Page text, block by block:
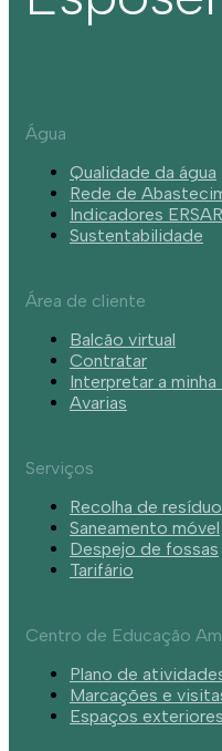
Água
Qualidade da água
Rede de
Indicadores ERSAR
Sustentabilidade
Área de cliente
Balcão virtual
Contratar
Interpretar a minha
Avarias
Serviços
Recolha de
Saneamento móvel
Despejo de fossas
Tarifário
Centro de Educação
Plano de
Marcações e
Espaços exteriores